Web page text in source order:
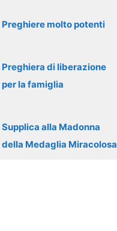
Preghiere molto potenti
Preghiera di liberazione
per la famiglia
Supplica alla Madonna
della Medaglia Miracolosa